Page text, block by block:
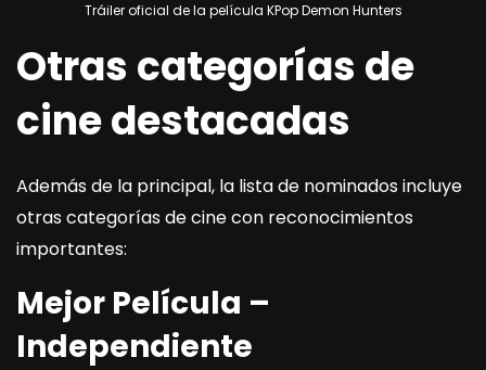
Tráiler oficial de la película KPop Demon Hunters
Otras categorías de
cine destacadas
Además de la principal, la lista de nominados incluye
otras categorías de cine con reconocimientos
importantes:
Mejor Película –
Independiente